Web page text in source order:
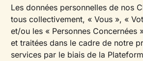
Les données personnelles de nos
tous collectivement, « Vous », «
et/ou les « Personnes Concernées
et traitées dans le cadre de notre
services par le biais de la